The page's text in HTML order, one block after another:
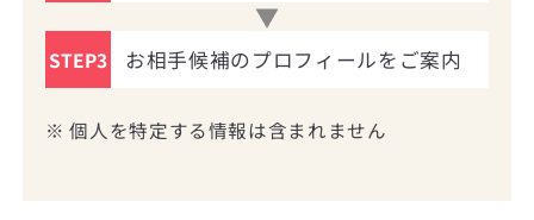
STEP3 お相手候補のプロフィールをご案内
※ 個人を特定する情報は含まれません